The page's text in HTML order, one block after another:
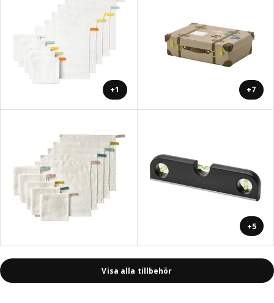
+1 +7
+5
Visa alla tillbehör